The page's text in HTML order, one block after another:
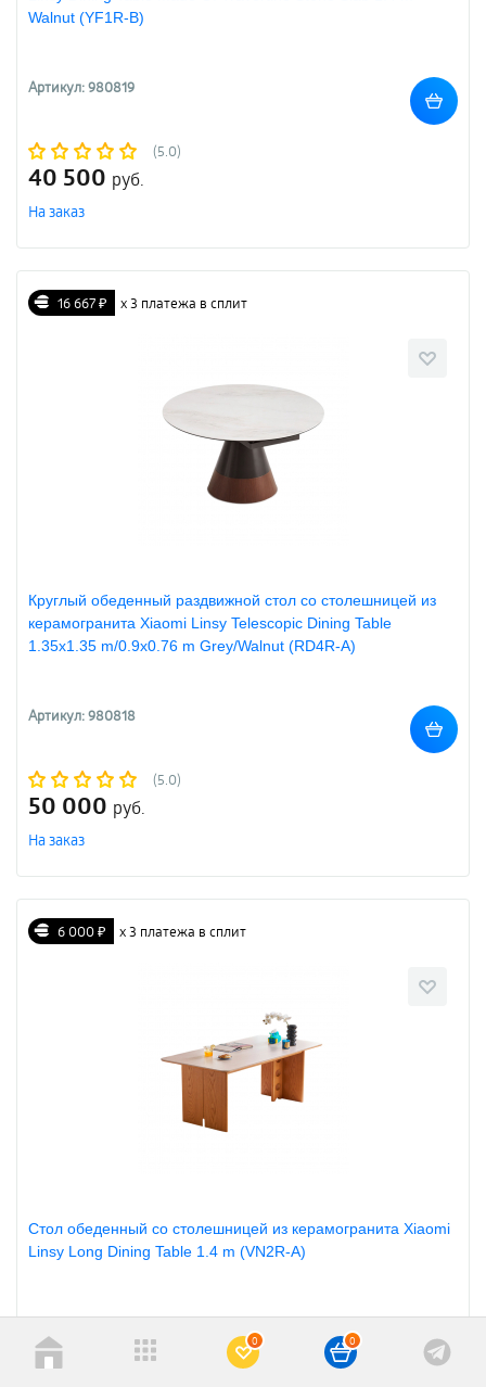
Walnut (YF1R-B)
Артикул: 980819
(5.0)
40 500 руб.
На заказ
16 667 ₽ х 3 платежа в сплит
Круглый обеденный раздвижной стол со столешницей из
керамогранита Xiaomi Linsy Telescopic Dining Table
1.35х1.35 m/0.9х0.76 m Grey/Walnut (RD4R-A)
Артикул: 980818
(5.0)
50 000 руб.
На заказ
6 000 ₽ х 3 платежа в сплит
Стол обеденный со столешницей из керамогранита Xiaomi
Linsy Long Dining Table 1.4 m (VN2R-A)
Артикул: 980543 0 0